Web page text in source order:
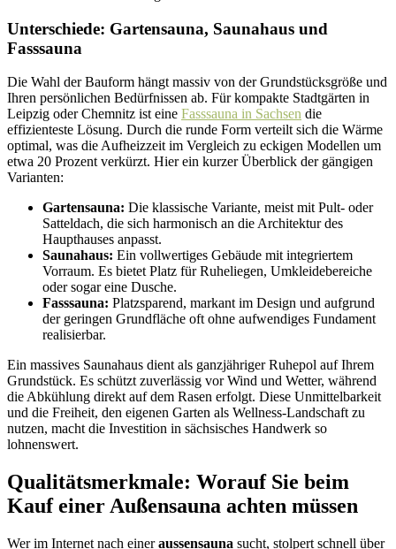
Unterschiede: Gartensauna, Saunahaus und
Fasssauna
Die Wahl der Bauform hängt massiv von der Grundstücksgröße und
Ihren persönlichen Bedürfnissen ab. Für kompakte Stadtgärten in
Leipzig oder Chemnitz ist eine Fasssauna in Sachsen die
effizienteste Lösung. Durch die runde Form verteilt sich die Wärme
optimal, was die Aufheizzeit im Vergleich zu eckigen Modellen um
etwa 20 Prozent verkürzt. Hier ein kurzer Überblick der gängigen
Varianten:
Gartensauna: Die klassische Variante, meist mit Pult- oder
Satteldach, die sich harmonisch an die Architektur des
Haupthauses anpasst.
Saunahaus: Ein vollwertiges Gebäude mit integriertem
Vorraum. Es bietet Platz für Ruheliegen, Umkleidebereiche
oder sogar eine Dusche.
Fasssauna: Platzsparend, markant im Design und aufgrund
der geringen Grundfläche oft ohne aufwendiges Fundament
realisierbar.
Ein massives Saunahaus dient als ganzjähriger Ruhepol auf Ihrem
Grundstück. Es schützt zuverlässig vor Wind und Wetter, während
die Abkühlung direkt auf dem Rasen erfolgt. Diese Unmittelbarkeit
und die Freiheit, den eigenen Garten als Wellness-Landschaft zu
nutzen, macht die Investition in sächsisches Handwerk so
lohnenswert.
Qualitätsmerkmale: Worauf Sie beim
Kauf einer Außensauna achten müssen
Wer im Internet nach eineraussensauna sucht, stolpert schnell über